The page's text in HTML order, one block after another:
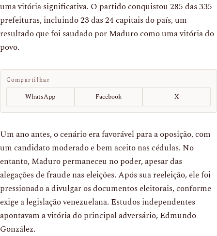
uma vitória significativa. O partido conquistou 285 das 335
prefeituras, incluindo 23 das 24 capitais do país, um
resultado que foi saudado por Maduro como uma vitória do
povo.
Compartilhar
WhatsApp Facebook X
Um ano antes, o cenário era favorável para a oposição, com
um candidato moderado e bem aceito nas cédulas. No
entanto, Maduro permaneceu no poder, apesar das
alegações de fraude nas eleições. Após sua reeleição, ele foi
pressionado a divulgar os documentos eleitorais, conforme
exige a legislação venezuelana. Estudos independentes
apontavam a vitória do principal adversário, Edmundo
González.